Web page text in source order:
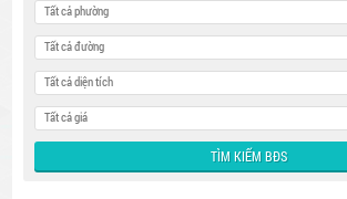
Tất cả phường
Tất cả đường
Tất cả diện tích
Tất cả giá